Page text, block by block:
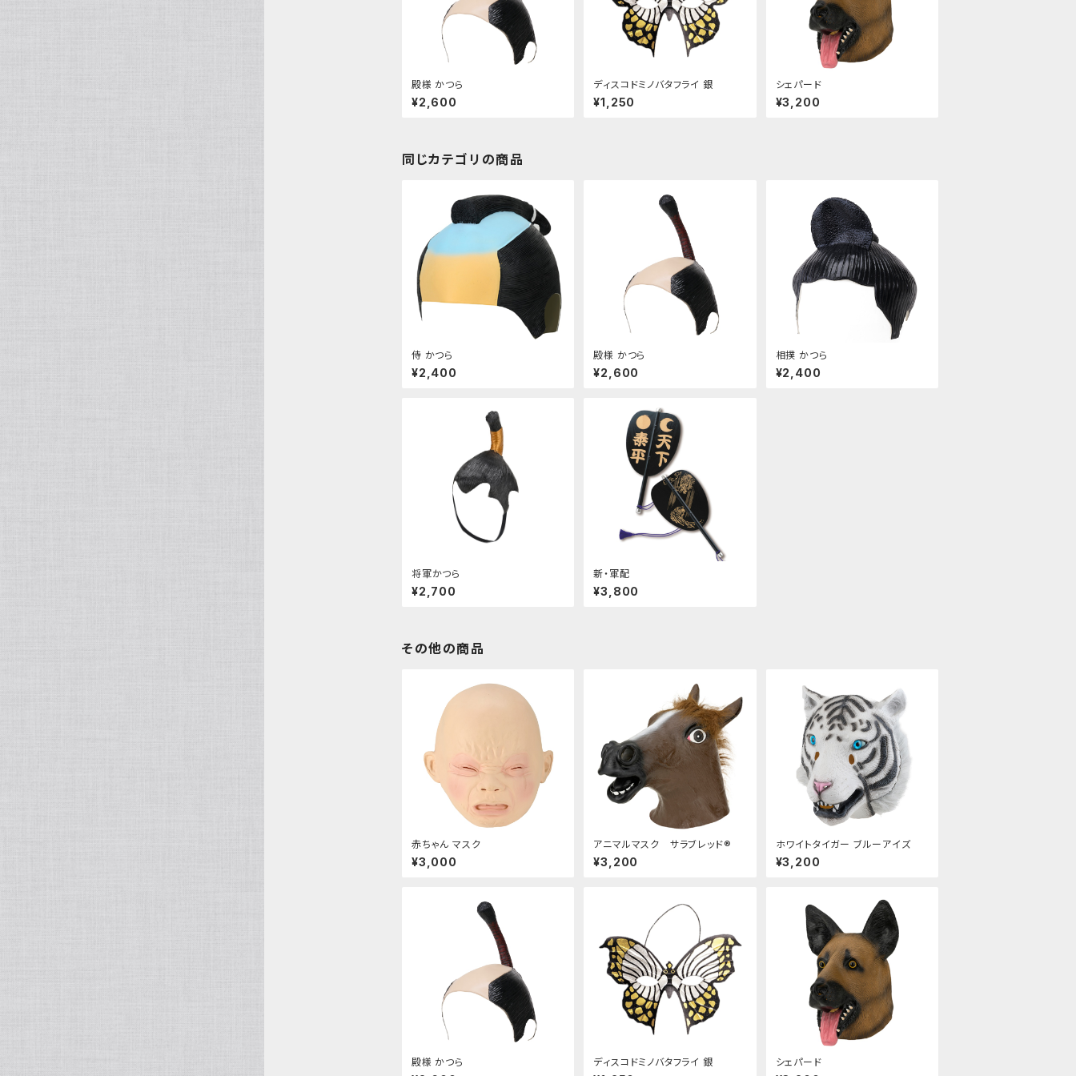
殿様 かつら
¥2,600
ディスコドミノバタフライ 銀
¥1,250
シェパード
¥3,200
同じカテゴリの商品
侍 かつら
¥2,400
殿様 かつら
¥2,600
相撲 かつら
¥2,400
将軍かつら
¥2,700
新・軍配
¥3,800
その他の商品
赤ちゃん マスク
¥3,000
アニマルマスク サラブレッド®
¥3,200
ホワイトタイガー ブルーアイズ
¥3,200
殿様 かつら ディスコドミノバタフライ 銀 シェパード